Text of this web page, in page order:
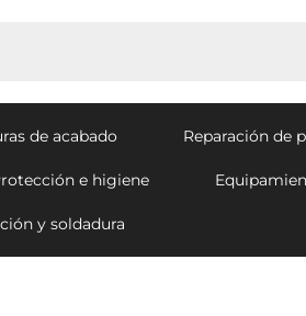
de acabado Reparación de
e higiene
y soldadura